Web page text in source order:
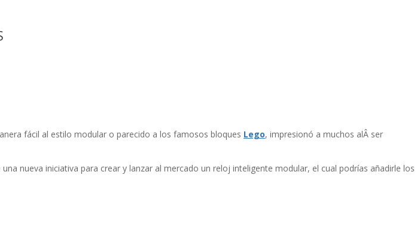
fácil al estilo modular o parecido a los famosos bloques Lego, impresionó a muchos alÂ ser
nueva iniciativa para crear y lanzar al mercado un reloj inteligente modular, el cual podrí­as añadirle los